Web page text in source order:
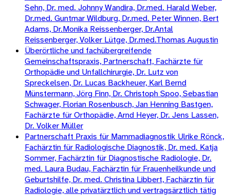
Sehn, Dr. med. Johnny Wandira, Dr.med. Harald Weber,
Dr.med. Guntmar Wildburg, Dr.med. Peter Winnen, Bert
Adams, Dr.Monika Reissenberger, Dr.Antal
Reissenberger, Volker Lütge, Dr.med.Thomas Augustin
Überörtliche und fachübergreifende
Gemeinschaftspraxis, Partnerschaft, Fachärzte für
Orthopädie und Unfallchirurgie, Dr. Lutz von
Spreckelsen, Dr. Lucas Backheuer, Karl Bernd
Münstermann, Jörg Finn, Dr. Christoph Spoo, Sebastian
Schwager, Florian Rosenbusch, Jan Henning Bastgen,
Fachärzte für Orthopädie, Arnd Heyer, Dr. Jens Lassen,
Dr. Volker Müller
Partnerschaft Praxis für Mammadiagnostik Ulrike Rönck,
Fachärztin für Radiologische Diagnostik, Dr. med. Katja
Sommer, Fachärztin für Diagnostische Radiologie, Dr.
med. Laura Budau, Fachärztin für Frauenheilkunde und
Geburtshilfe, Dr. med. Christina Libbert, Fachärztin für
Radiologie, alle privatärztlich und vertragsärztlich tätig